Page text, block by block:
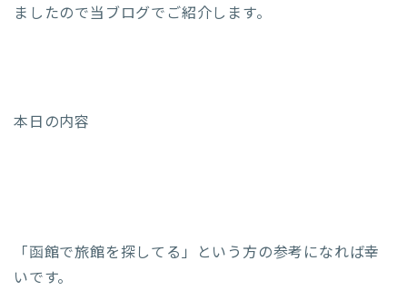
ましたので当ブログでご紹介します。
本日の内容
「函館で旅館を探してる」という方の参考になれば幸
いです。